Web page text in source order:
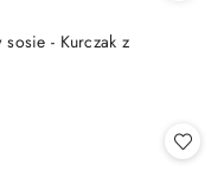
sosie - Kurczak z